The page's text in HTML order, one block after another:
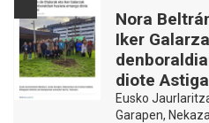
Nora
Iker
diote
Eusko
Garapen,